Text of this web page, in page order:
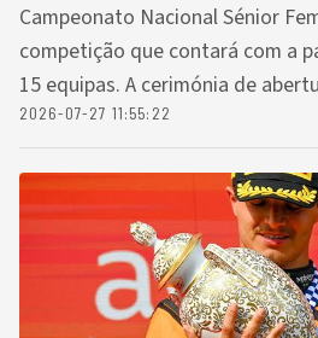
Campeonato Nacional Sénior
competição que contará com a
15 equipas. A cerimónia de
2026-07-27 11:55:22